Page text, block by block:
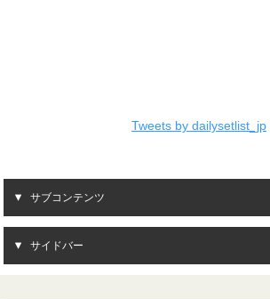
Tweets by dailysetlist_jp
サブコンテンツ
サイドバー